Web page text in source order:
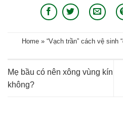
Home» “Vạch trần” cách vệ sinh
Mẹ bầu có nên xông vùng kín
không?